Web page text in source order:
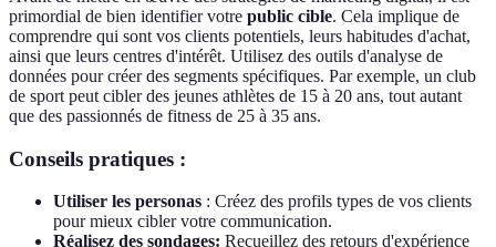
primordial de bien identifier votre public cible. Cela implique de
comprendre qui sont vos clients potentiels, leurs habitudes d'achat,
ainsi que leurs centres d'intérêt. Utilisez des outils d'analyse de
données pour créer des segments spécifiques. Par exemple, un club
de sport peut cibler des jeunes athlètes de 15 à 20 ans, tout autant
que des passionnés de fitness de 25 à 35 ans.
Conseils pratiques :
Utiliser les personas : Créez des profils types de vos clients
pour mieux cibler votre communication.
Réalisez des sondages: Recueillez des retours d'expérience